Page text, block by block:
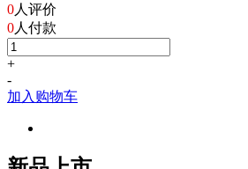
0人评价
0人付款
+
-
加入购物车